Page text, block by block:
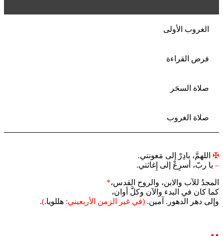
الغروب الأولى
فرض القراءة
صلاة السحَر
صلاة الغروب
✠ اللهمَّ، بادِرْ إلى مَعونتي.
– يا ربّ، أسرِعْ إلى إِغاثتي.
المجدُ للآب والابن، والروح القدس،*
كما كان في البدء والآن وكلَّ أوان،
وإلى دهر الدهور. آمين. (في غير الزمن الأربعيني: هللويا.)
.